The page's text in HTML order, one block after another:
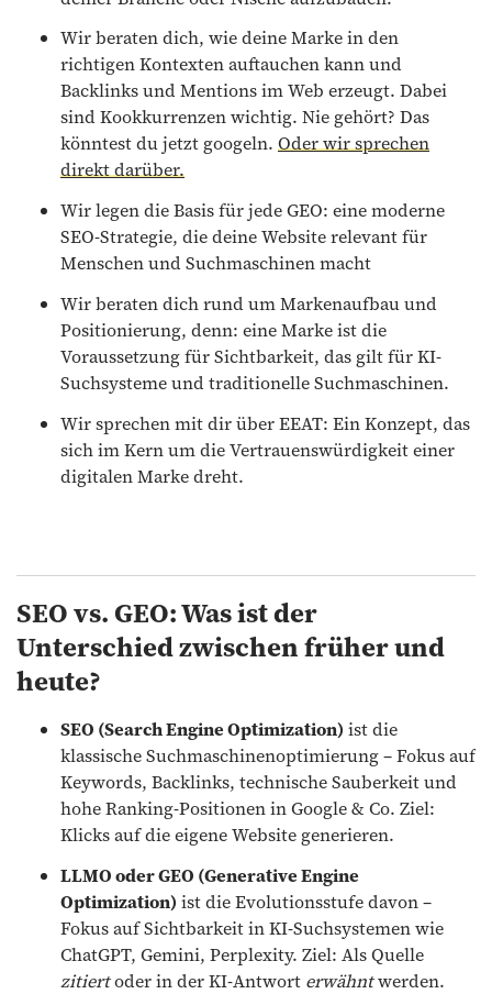
Wir beraten dich, wie deine Marke in den
richtigen Kontexten auftauchen kann und
Backlinks und Mentions im Web erzeugt. Dabei
sind Kookkurrenzen wichtig. Nie gehört? Das
könntest du jetzt googeln. Oder wir sprechen
direkt darüber.
Wir legen die Basis für jede GEO: eine moderne
SEO-Strategie, die deine Website relevant für
Menschen und Suchmaschinen macht
Wir beraten dich rund um Markenaufbau und
Positionierung, denn: eine Marke ist die
Voraussetzung für Sichtbarkeit, das gilt für KI-
Suchsysteme und traditionelle Suchmaschinen.
Wir sprechen mit dir über EEAT: Ein Konzept, das
sich im Kern um die Vertrauenswürdigkeit einer
digitalen Marke dreht.
SEO vs. GEO: Was ist der
Unterschied zwischen früher und
heute?
SEO (Search Engine Optimization) ist die
klassische Suchmaschinenoptimierung – Fokus auf
Keywords, Backlinks, technische Sauberkeit und
hohe Ranking-Positionen in Google & Co. Ziel:
Klicks auf die eigene Website generieren.
LLMO oder GEO (Generative Engine
Optimization) ist die Evolutionsstufe davon –
Fokus auf Sichtbarkeit in KI-Suchsystemen wie
ChatGPT, Gemini, Perplexity. Ziel: Als Quelle
zitiertoder in der KI-Antwort erwähntwerden.